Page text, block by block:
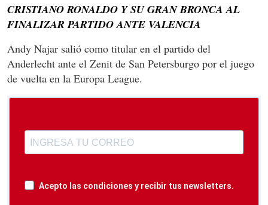
CRISTIANO RONALDO Y SU GRAN BRONCA AL
FINALIZAR PARTIDO ANTE VALENCIA
Andy Najar salió como titular en el partido del
Anderlecht ante el Zenit de San Petersburgo por el juego
de vuelta en la Europa League.
Acepto las condiciones y recibir tus newsletters.